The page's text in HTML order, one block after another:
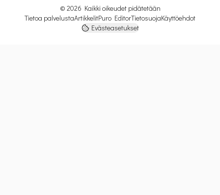
© 2026 Kaikki oikeudet pidätetään
Tietoa palvelustaArtikkelitPuro EditorTietosuojaKäyttöehdot
Evästeasetukset